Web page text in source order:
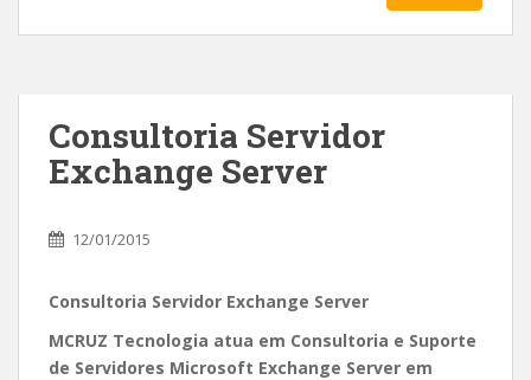
Consultoria Servidor
Exchange Server
12/01/2015
Consultoria Servidor Exchange Server
MCRUZ Tecnologia atua em Consultoria e Suporte
de Servidores Microsoft Exchange Server em